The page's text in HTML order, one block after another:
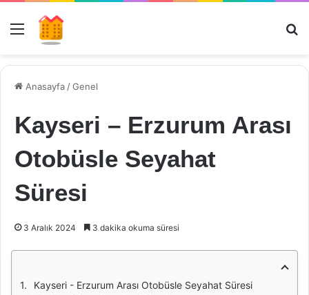
Menü
Anasayfa /Genel
Kayseri – Erzurum Arası
Otobüsle Seyahat
Süresi
3 Aralık 2024 3 dakika okuma süresi
Kayseri - Erzurum Arası Otobüsle Seyahat Süresi